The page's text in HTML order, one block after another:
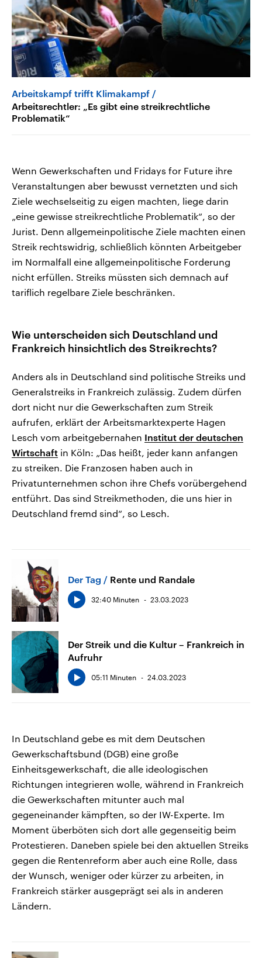
Arbeitskampf trifft Klimakampf
Arbeitsrechtler: „Es gibt eine streikrechtliche
Problematik“
Wenn Gewerkschaften und Fridays for Future ihre
Veranstaltungen aber bewusst vernetzten und sich
Ziele wechselseitig zu eigen machten, liege darin
„eine gewisse streikrechtliche Problematik“, so der
Jurist. Denn allgemeinpolitische Ziele machten einen
Streik rechtswidrig, schließlich könnten Arbeitgeber
im Normalfall eine allgemeinpolitische Forderung
nicht erfüllen. Streiks müssten sich demnach auf
tariflich regelbare Ziele beschränken.
Wie unterscheiden sich Deutschland und
Frankreich hinsichtlich des Streikrechts?
Anders als in Deutschland sind politische Streiks und
Generalstreiks in Frankreich zulässig. Zudem dürfen
dort nicht nur die Gewerkschaften zum Streik
aufrufen, erklärt der Arbeitsmarktexperte Hagen
Lesch vom arbeitgebernahen Institut der deutschen
Wirtschaft in Köln: „Das heißt, jeder kann anfangen
zu streiken. Die Franzosen haben auch in
Privatunternehmen schon ihre Chefs vorübergehend
entführt. Das sind Streikmethoden, die uns hier in
Deutschland fremd sind“, so Lesch.
Der Tag Rente und Randale
32:40 Minuten 23.03.2023
Der Streik und die Kultur – Frankreich in
Aufruhr
05:11 Minuten 24.03.2023
In Deutschland gebe es mit dem Deutschen
Gewerkschaftsbund (DGB) eine große
Einheitsgewerkschaft, die alle ideologischen
Richtungen integrieren wolle, während in Frankreich
die Gewerkschaften mitunter auch mal
gegeneinander kämpften, so der IW-Experte. Im
Moment überböten sich dort alle gegenseitig beim
Protestieren. Daneben spiele bei den aktuellen Streiks
gegen die Rentenreform aber auch eine Rolle, dass
der Wunsch, weniger oder kürzer zu arbeiten, in
Frankreich stärker ausgeprägt sei als in anderen
Ländern.